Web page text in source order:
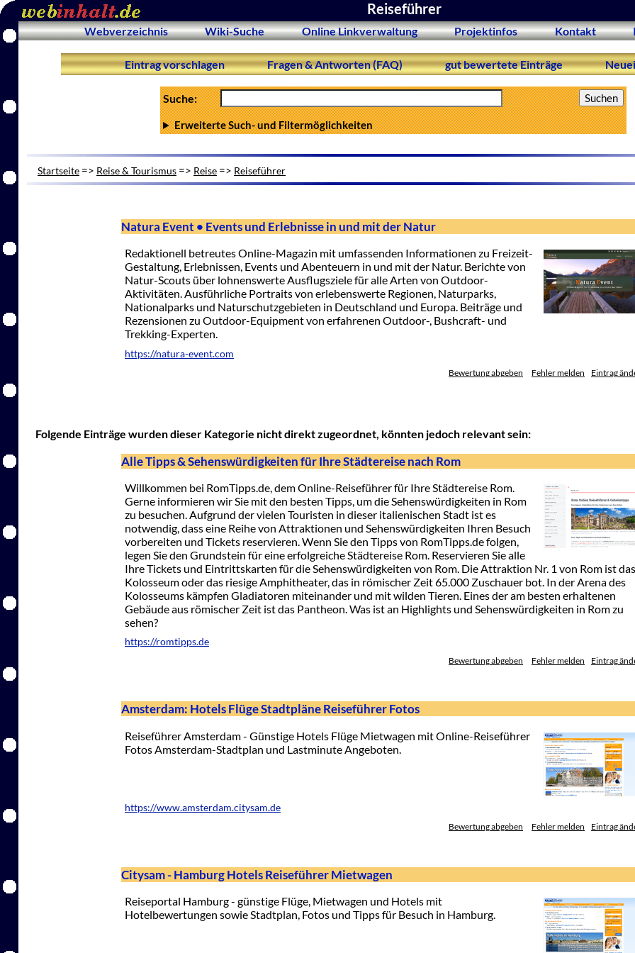
Reiseführer
Webverzeichnis Wiki-Suche Online Linkverwaltung Projektinfos Kontakt
Eintrag vorschlagen Fragen & Antworten (FAQ) gut bewertete Einträge
Suche:
Erweiterte Such- und Filtermöglichkeiten
Startseite => Reise & Tourismus => Reise => Reiseführer
Natura Event • Events und Erlebnisse in und mit der Natur
Redaktionell betreutes Online-Magazin mit umfassenden Informationen zu Freizeit-
Gestaltung, Erlebnissen, Events und Abenteuern in und mit der Natur. Berichte von
Natur-Scouts über lohnenswerte Ausflugsziele für alle Arten von Outdoor-
Aktivitäten. Ausführliche Portraits von erlebenswerte Regionen, Naturparks,
Nationalparks und Naturschutzgebieten in Deutschland und Europa. Beiträge und
Rezensionen zu Outdoor-Equipment von erfahrenen Outdoor-, Bushcraft- und
Trekking-Experten.
https://natura-event.com
Bewertung abgeben Fehler melden Eintrag
Folgende Einträge wurden dieser Kategorie nicht direkt zugeordnet, könnten jedoch relevant sein:
Alle Tipps & Sehenswürdigkeiten für Ihre Städtereise nach Rom
Willkommen bei RomTipps.de, dem Online-Reiseführer für Ihre Städtereise Rom.
Gerne informieren wir Sie mit den besten Tipps, um die Sehenswürdigkeiten in Rom
zu besuchen. Aufgrund der vielen Touristen in dieser italienischen Stadt ist es
notwendig, dass eine Reihe von Attraktionen und Sehenswürdigkeiten Ihren Besuch
vorbereiten und Tickets reservieren. Wenn Sie den Tipps von RomTipps.de folgen,
legen Sie den Grundstein für eine erfolgreiche Städtereise Rom. Reservieren Sie alle
Ihre Tickets und Eintrittskarten für die Sehenswürdigkeiten von Rom. Die Attraktion Nr. 1 von Rom ist das
Kolosseum oder das riesige Amphitheater, das in römischer Zeit 65.000 Zuschauer bot. In der Arena des
Kolosseums kämpfen Gladiatoren miteinander und mit wilden Tieren. Eines der am besten erhaltenen
Gebäude aus römischer Zeit ist das Pantheon. Was ist an Highlights und Sehenswürdigkeiten in Rom zu
sehen?
https://romtipps.de
Bewertung abgeben Fehler melden Eintrag
Amsterdam: Hotels Flüge Stadtpläne Reiseführer Fotos
Reiseführer Amsterdam - Günstige Hotels Flüge Mietwagen mit Online-Reiseführer
Fotos Amsterdam-Stadtplan und Lastminute Angeboten.
https://www.amsterdam.citysam.de
Bewertung abgeben Fehler melden Eintrag
Citysam - Hamburg Hotels Reiseführer Mietwagen
Reiseportal Hamburg - günstige Flüge, Mietwagen und Hotels mit
Hotelbewertungen sowie Stadtplan, Fotos und Tipps für Besuch in Hamburg.